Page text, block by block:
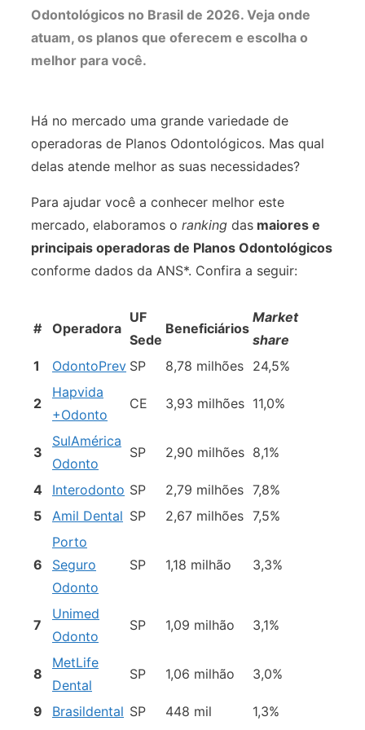
Odontológicos no Brasil de 2026. Veja onde
atuam, os planos que oferecem e escolha o
melhor para você.
Há no mercado uma grande variedade de
operadoras de Planos Odontológicos. Mas qual
delas atende melhor as suas necessidades?
Para ajudar você a conhecer melhor este
mercado, elaboramos o ranking das maiores e
principais operadoras de Planos Odontológicos
conforme dados da ANS*. Confira a seguir:
# Operadora
UF
Sede
Beneficiários
Market
share
1
OdontoPrev SP 8,78 milhões 24,5%
2
Hapvida
+Odonto
CE 3,93 milhões 11,0%
3
SulAmérica
Odonto
SP 2,90 milhões 8,1%
4 Interodonto SP 2,79 milhões 7,8%
5
Amil Dental SP 2,67 milhões 7,5%
6
Porto
Seguro
Odonto
SP 1,18 milhão 3,3%
7
Unimed
Odonto
SP 1,09 milhão 3,1%
8
MetLife
Dental
SP 1,06 milhão 3,0%
9 Brasildental SP 448 mil
1,3%